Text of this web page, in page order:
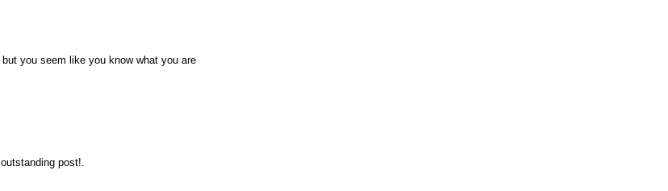
you seem like you know what you are
post!.